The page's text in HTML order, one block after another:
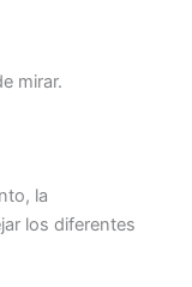
mirar.
la
los diferentes